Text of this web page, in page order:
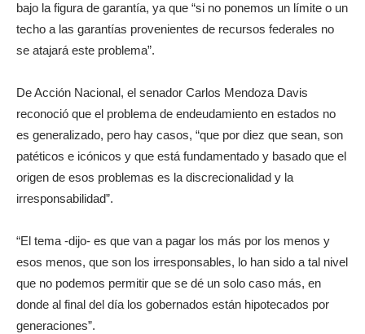
bajo la figura de garantía, ya que “si no ponemos un límite o un
techo a las garantías provenientes de recursos federales no
se atajará este problema”.
De Acción Nacional, el senador Carlos Mendoza Davis
reconoció que el problema de endeudamiento en estados no
es generalizado, pero hay casos, “que por diez que sean, son
patéticos e icónicos y que está fundamentado y basado que el
origen de esos problemas es la discrecionalidad y la
irresponsabilidad”.
“El tema -dijo- es que van a pagar los más por los menos y
esos menos, que son los irresponsables, lo han sido a tal nivel
que no podemos permitir que se dé un solo caso más, en
donde al final del día los gobernados están hipotecados por
generaciones”.